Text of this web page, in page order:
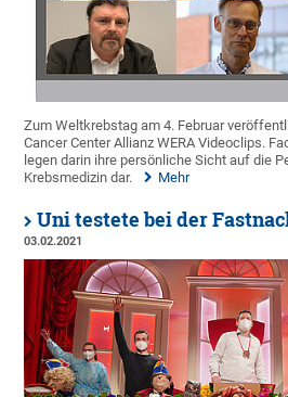
Zum Weltkrebstag am 4. Februar
Cancer Center Allianz WERA Videoclips.
legen darin ihre persönliche Sicht auf die
Krebsmedizin dar.
Mehr
Uni testete bei der
03.02.2021